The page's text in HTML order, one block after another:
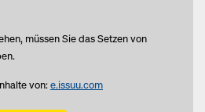
müssen Sie das Setzen von
von:e.issuu.com